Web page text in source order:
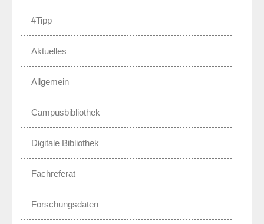
#Tipp
Aktuelles
Allgemein
Campusbibliothek
Digitale Bibliothek
Fachreferat
Forschungsdaten